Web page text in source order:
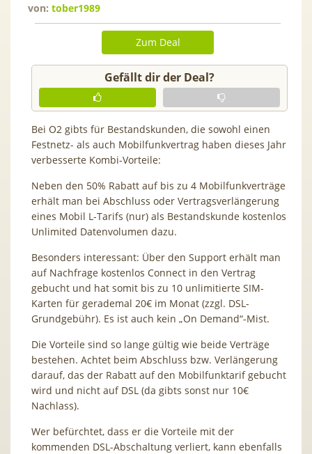
von: tober1989
Zum Deal
Gefällt dir der Deal?
Bei O2 gibts für Bestandskunden, die sowohl einen
Festnetz- als auch Mobilfunkvertrag haben dieses Jahr
verbesserte Kombi-Vorteile:
Neben den 50% Rabatt auf bis zu 4 Mobilfunkverträge
erhält man bei Abschluss oder Vertragsverlängerung
eines Mobil L-Tarifs (nur) als Bestandskunde kostenlos
Unlimited Datenvolumen dazu.
Besonders interessant: Über den Support erhält man
auf Nachfrage kostenlos Connect in den Vertrag
gebucht und hat somit bis zu 10 unlimitierte SIM-
Karten für gerademal 20€ im Monat (zzgl. DSL-
Grundgebühr). Es ist auch kein „On Demand“-Mist.
Die Vorteile sind so lange gültig wie beide Verträge
bestehen. Achtet beim Abschluss bzw. Verlängerung
darauf, das der Rabatt auf den Mobilfunktarif gebucht
wird und nicht auf DSL (da gibts sonst nur 10€
Nachlass).
Wer befürchtet, dass er die Vorteile mit der
kommenden DSL-Abschaltung verliert, kann ebenfalls